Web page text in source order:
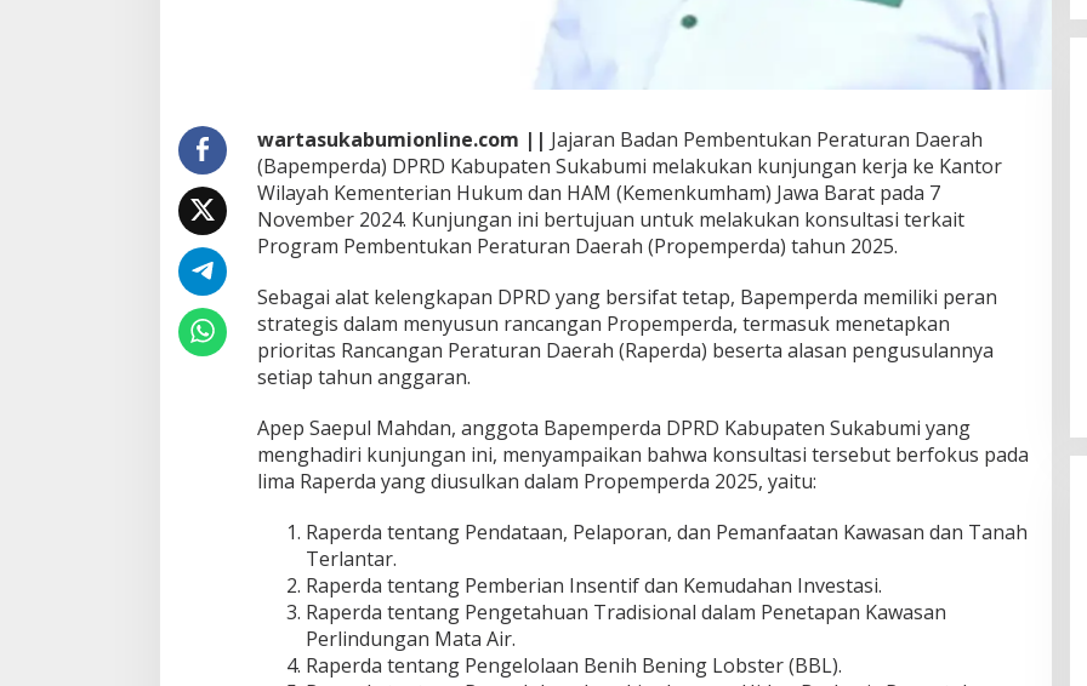
m
u
n
t
k
o
n
s
l
a
s
i
P
o
g
r
a
m
P
e
wartasukabumionline.com || Jajaran Badan Pembentukan Peraturan Daerah
(Bapemperda) DPRD Kabupaten Sukabumi melakukan kunjungan kerja ke Kantor
Wilayah Kementerian Hukum dan HAM (Kemenkumham) Jawa Barat pada 7
November 2024. Kunjungan ini bertujuan untuk melakukan konsultasi terkait
Program Pembentukan Peraturan Daerah (Propemperda) tahun 2025.
Sebagai alat kelengkapan DPRD yang bersifat tetap, Bapemperda memiliki peran
strategis dalam menyusun rancangan Propemperda, termasuk menetapkan
prioritas Rancangan Peraturan Daerah (Raperda) beserta alasan pengusulannya
setiap tahun anggaran.
Apep Saepul Mahdan, anggota Bapemperda DPRD Kabupaten Sukabumi yang
menghadiri kunjungan ini, menyampaikan bahwa konsultasi tersebut berfokus pada
lima Raperda yang diusulkan dalam Propemperda 2025, yaitu:
Raperda tentang Pendataan, Pelaporan, dan Pemanfaatan Kawasan dan Tanah
Terlantar.
Raperda tentang Pemberian Insentif dan Kemudahan Investasi.
Raperda tentang Pengetahuan Tradisional dalam Penetapan Kawasan
Perlindungan Mata Air.
Raperda tentang Pengelolaan Benih Bening Lobster (BBL).